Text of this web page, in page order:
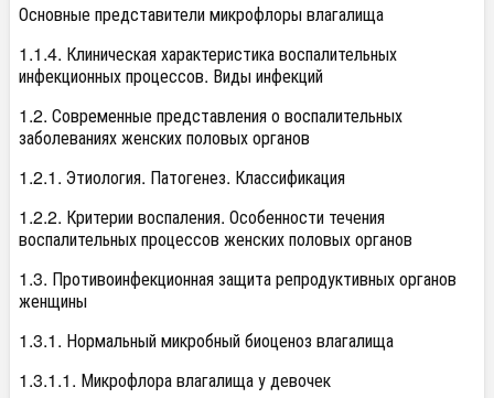
Основные представители микрофлоры влагалища
1.1.4. Клиническая характеристика воспалительных
инфекционных процессов. Виды инфекций
1.2. Современные представления о воспалительных
заболеваниях женских половых органов
1.2.1. Этиология. Патогенез. Классификация
1.2.2. Критерии воспаления. Особенности течения
воспалительных процессов женских половых органов
1.3. Противоинфекционная защита репродуктивных органов
женщины
1.3.1. Нормальный микробный биоценоз влагалища
1.3.1.1. Микрофлора влагалища у девочек